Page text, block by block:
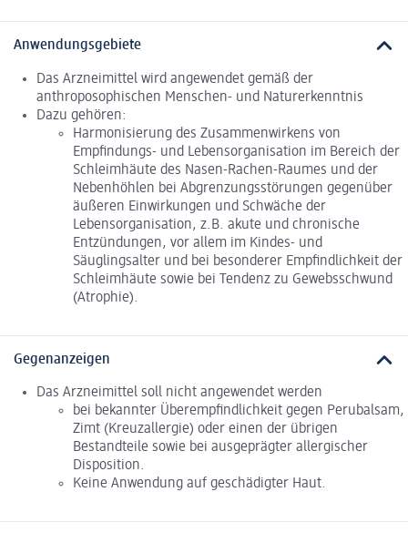
Anwendungsgebiete
Das Arzneimittel wird angewendet gemäß der
anthroposophischen Menschen- und Naturerkenntnis
Dazu gehören:
Harmonisierung des Zusammenwirkens von
Empfindungs- und Lebensorganisation im Bereich der
Schleimhäute des Nasen-Rachen-Raumes und der
Nebenhöhlen bei Abgrenzungsstörungen gegenüber
äußeren Einwirkungen und Schwäche der
Lebensorganisation, z.B. akute und chronische
Entzündungen, vor allem im Kindes- und
Säuglingsalter und bei besonderer Empfindlichkeit der
Schleimhäute sowie bei Tendenz zu Gewebsschwund
(Atrophie).
Gegenanzeigen
Das Arzneimittel soll nicht angewendet werden
bei bekannter Überempfindlichkeit gegen Perubalsam,
Zimt (Kreuzallergie) oder einen der übrigen
Bestandteile sowie bei ausgeprägter allergischer
Disposition.
Keine Anwendung auf geschädigter Haut.